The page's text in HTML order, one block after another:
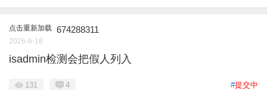
点击重新加载 674288311
2026-6-18
isadmin检测会把假人列入
#提交中
131 4